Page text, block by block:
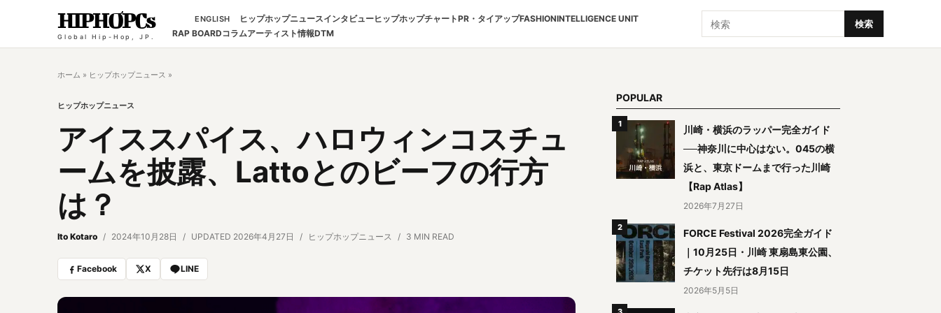
HIPHOPCs
Global Hip-Hop, JP.
ENGLISH ヒップホップニュースインタビューヒップホップチャートPR・タイアップFASHIONINTELLIGENCE UNIT
RAP BOARDコラムアーティスト情報DTM
検索 検索
ホーム » ヒップホップニュース »
ヒップホップニュース
アイススパイス、ハロウィンコスチュ
ームを披露、Lattoとのビーフの行方
は？
Ito Kotaro 2024年10月28日 UPDATED 2026年4月27日 ヒップホップニュース 3 MIN READ
Facebook X LINE
POPULAR
川崎・横浜のラッパー完全ガイド
──神奈川に中心はない。045の横
浜と、東京ドームまで行った川崎
【Rap Atlas】
2026年7月27日
FORCE Festival 2026完全ガイド
｜10月25日・川崎 東扇島東公園、
チケット先行は8月15日
2026年5月5日